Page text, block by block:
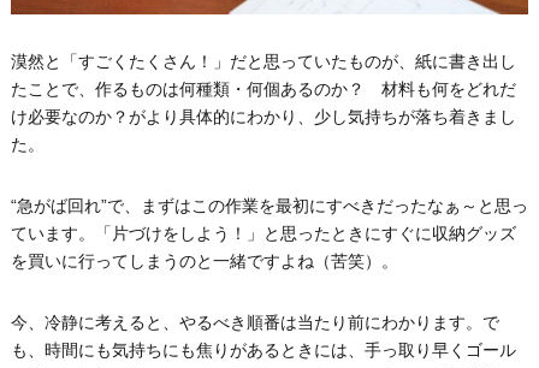
漠然と「すごくたくさん！」だと思っていたものが、紙に書き出し
たことで、作るものは何種類・何個あるのか？ 材料も何をどれだ
け必要なのか？がより具体的にわかり、少し気持ちが落ち着きまし
た。
“急がば回れ”で、まずはこの作業を最初にすべきだったなぁ～と思っ
ています。「片づけをしよう！」と思ったときにすぐに収納グッズ
を買いに行ってしまうのと一緒ですよね（苦笑）。
今、冷静に考えると、やるべき順番は当たり前にわかります。で
も、時間にも気持ちにも焦りがあるときには、手っ取り早くゴール